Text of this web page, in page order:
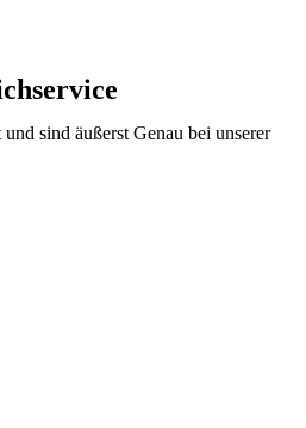
sind äußerst Genau bei unserer